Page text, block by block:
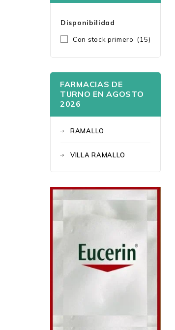
Disponibilidad
Con stock primero (15)
FARMACIAS DE
TURNO EN AGOSTO
2026
RAMALLO
VILLA RAMALLO